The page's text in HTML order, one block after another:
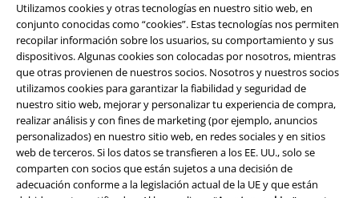
Utilizamos cookies y otras tecnologías en nuestro sitio web, en
conjunto conocidas como “cookies”. Estas tecnologías nos permiten
recopilar información sobre los usuarios, su comportamiento y sus
dispositivos. Algunas cookies son colocadas por nosotros, mientras
que otras provienen de nuestros socios. Nosotros y nuestros socios
utilizamos cookies para garantizar la fiabilidad y seguridad de
nuestro sitio web, mejorar y personalizar tu experiencia de compra,
realizar análisis y con fines de marketing (por ejemplo, anuncios
personalizados) en nuestro sitio web, en redes sociales y en sitios
web de terceros. Si los datos se transfieren a los EE. UU., solo se
comparten con socios que están sujetos a una decisión de
adecuación conforme a la legislación actual de la UE y que están
Legal
Términos y Condiciones